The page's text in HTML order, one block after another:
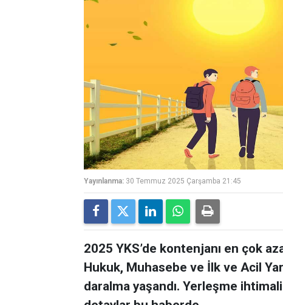
Yayınlanma: 30 Temmuz 2025 Çarşamba 21:45
2025 YKS’de kontenjanı en çok
Hukuk, Muhasebe ve İlk ve Acil
daralma yaşandı. Yerleşme